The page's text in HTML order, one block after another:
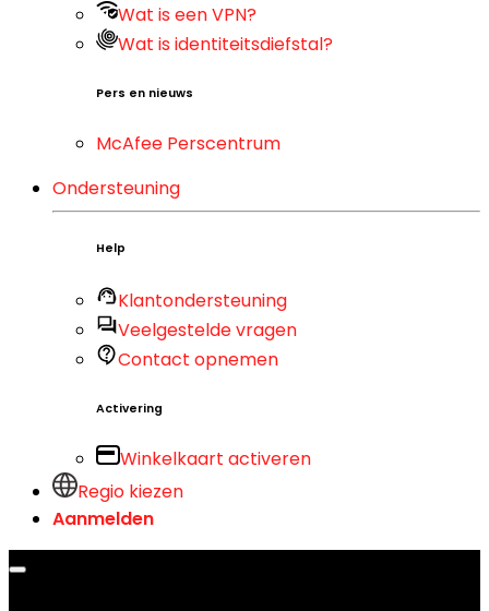
Wat is een VPN?
Wat is identiteitsdiefstal?
Pers en nieuws
McAfee Perscentrum
Ondersteuning
Help
Klantondersteuning
Veelgestelde vragen
Contact opnemen
Activering
Winkelkaart activeren
Regio kiezen
Aanmelden